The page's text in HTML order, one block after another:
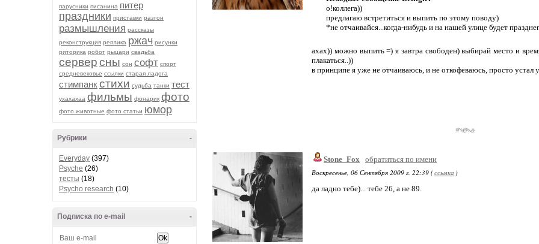
парусники писанина питер
праздники приставки разгон
размышления рассказы
реконструкция реплика ржач рисунки
риторика робот рыцари свадьба
серверсны сон софт спорт
средневековье ссылки старая ладога
стимпанкстихи судьба танки тест
ухахахаа фильмы фонарик фото
фото животные фото статьи юмор
-
Рубрики
Everyday (397)
Psyche (26)
тесты (18)
Psycho research (10)
-
Подписка по e-mail
о!коллега))
предлагаю встретиться и выпить по этому поводу)
*не отчаивайся...когда-нибудь и на нашей улице будет празднег
ахах)) можно выпить =) я завтра свободен) выбирай место и
плакаться..))
в принципе я уже не отчаиваюсь, и не откофеваюсь, просто устал
Stone_Fox обратиться по имени
Воскресенье, 06 Сентября 2009 г. 22:39 (ссылка )
да ладно тебе)... тебе 26, а не 89.